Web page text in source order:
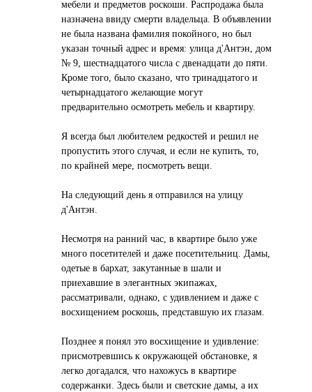
мебели и предметов роскоши. Распродажа была
назначена ввиду смерти владельца. В объявлении
не была названа фамилия покойного, но был
указан точный адрес и время: улица д'Антэн, дом
№ 9, шестнадцатого числа с двенадцати до пяти.
Кроме того, было сказано, что тринадцатого и
четырнадцатого желающие могут
предварительно осмотреть мебель и квартиру.
Я всегда был любителем редкостей и решил не
пропустить этого случая, и если не купить, то,
по крайней мере, посмотреть вещи.
На следующий день я отправился на улицу
д'Антэн.
Несмотря на ранний час, в квартире было уже
много посетителей и даже посетительниц. Дамы,
одетые в бархат, закутанные в шали и
приехавшие в элегантных экипажах,
рассматривали, однако, с удивлением и даже с
восхищением роскошь, представшую их глазам.
Позднее я понял это восхищение и удивление:
присмотревшись к окружающей обстановке, я
легко догадался, что нахожусь в квартире
содержанки. Здесь были и светские дамы, а их